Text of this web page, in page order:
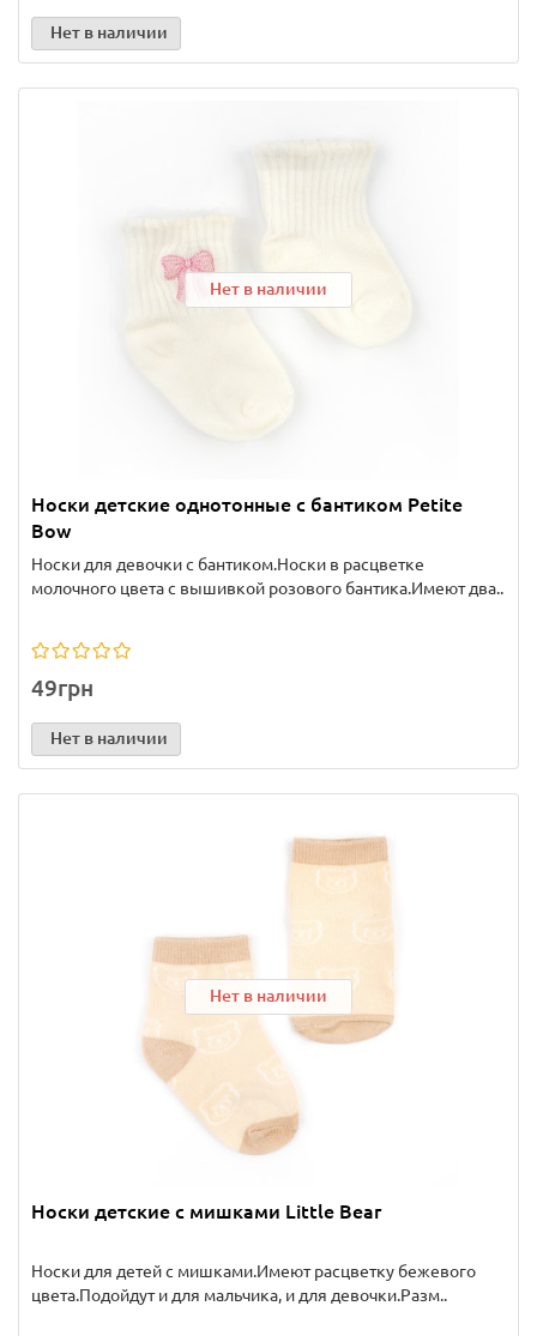
Нет в наличии
Нет в наличии
Носки детские однотонные с бантиком Petite
Bow
Носки для девочки с бантиком.Носки в расцветке
молочного цвета с вышивкой розового бантика.Имеют два..
49грн
Нет в наличии
Нет в наличии
Носки детские с мишками Little Bear
Носки для детей с мишками.Имеют расцветку бежевого
цвета.Подойдут и для мальчика, и для девочки.Разм..